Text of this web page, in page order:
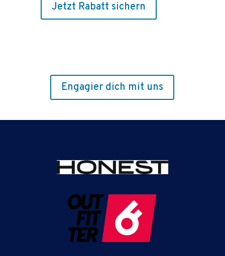
Jetzt Rabatt sichern
Engagier dich mit uns